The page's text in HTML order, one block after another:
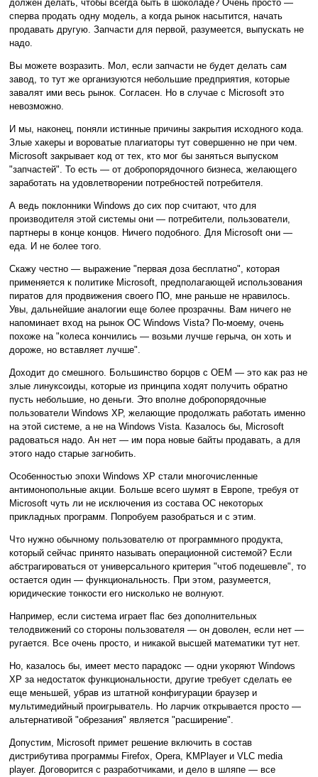
должен делать, чтобы всегда быть в шоколаде? Очень просто —
сперва продать одну модель, а когда рынок насытится, начать
продавать другую. Запчасти для первой, разумеется, выпускать не
надо.
Вы можете возразить. Мол, если запчасти не будет делать сам
завод, то тут же организуются небольшие предприятия, которые
завалят ими весь рынок. Согласен. Но в случае с Microsoft это
невозможно.
И мы, наконец, поняли истинные причины закрытия исходного кода.
Злые хакеры и вороватые плагиаторы тут совершенно не при чем.
Microsoft закрывает код от тех, кто мог бы заняться выпуском
"запчастей". То есть — от добропорядочного бизнеса, желающего
заработать на удовлетворении потребностей потребителя.
А ведь поклонники Windows до сих пор считают, что для
производителя этой системы они — потребители, пользователи,
партнеры в конце концов. Ничего подобного. Для Microsoft они —
еда. И не более того.
Скажу честно — выражение "первая доза бесплатно", которая
применяется к политике Microsoft, предполагающей использования
пиратов для продвижения своего ПО, мне раньше не нравилось.
Увы, дальнейшие аналогии еще более прозрачны. Вам ничего не
напоминает вход на рынок ОС Windows Vista? По-моему, очень
похоже на "колеса кончились — возьми лучше герыча, он хоть и
дороже, но вставляет лучше".
Доходит до смешного. Большинство борцов с OEM — это как раз не
злые линуксоиды, которые из принципа ходят получить обратно
пусть небольшие, но деньги. Это вполне добропорядочные
пользователи Windows XP, желающие продолжать работать именно
на этой системе, а не на Windows Vista. Казалось бы, Microsoft
радоваться надо. Ан нет — им пора новые байты продавать, а для
этого надо старые загнобить.
Особенностью эпохи Windows XP стали многочисленные
антимонопольные акции. Больше всего шумят в Европе, требуя от
Microsoft чуть ли не исключения из состава ОС некоторых
прикладных программ. Попробуем разобраться и с этим.
Что нужно обычному пользователю от программного продукта,
который сейчас принято называть операционной системой? Если
абстрагироваться от универсального критерия "чтоб подешевле", то
остается один — функциональность. При этом, разумеется,
юридические тонкости его нисколько не волнуют.
Например, если система играет flac без дополнительных
телодвижений со стороны пользователя — он доволен, если нет —
ругается. Все очень просто, и никакой высшей математики тут нет.
Но, казалось бы, имеет место парадокс — одни укоряют Windows
XP за недостаток функциональности, другие требует сделать ее
еще меньшей, убрав из штатной конфигурации браузер и
мультимедийный проигрыватель. Но ларчик открывается просто —
альтернативой "обрезания" является "расширение".
Допустим, Microsoft примет решение включить в состав
дистрибутива программы Firefox, Opera, KMPlayer и VLC media
player. Договорится с разработчиками, и дело в шляпе — все